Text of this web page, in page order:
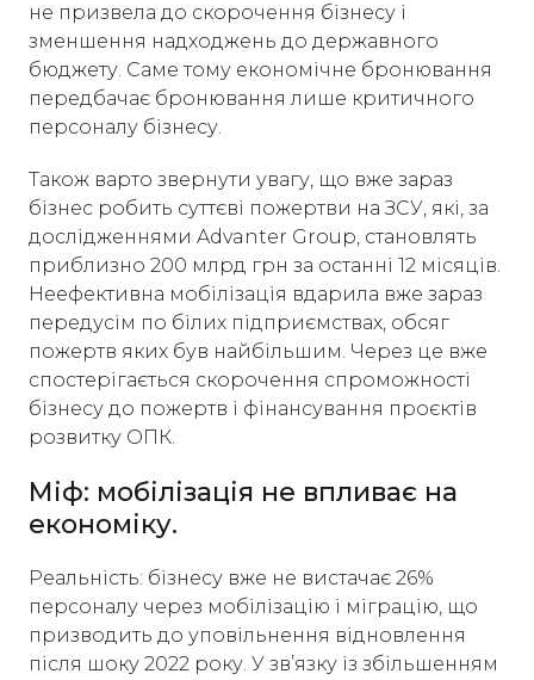
не призвела до скорочення бізнесу і
зменшення надходжень до державного
бюджету. Саме тому економічне бронювання
передбачає бронювання лише критичного
персоналу бізнесу.
Також варто звернути увагу, що вже зараз
бізнес робить суттєві пожертви на ЗСУ, які, за
дослідженнями Advanter Group, становлять
приблизно 200 млрд грн за останні 12 місяців.
Неефективна мобілізація вдарила вже зараз
передусім по білих підприємствах, обсяг
пожертв яких був найбільшим. Через це вже
спостерігається скорочення спроможності
бізнесу до пожертв і фінансування проєктів
розвитку ОПК.
Міф: мобілізація не впливає на
економіку.
Реальність: бізнесу вже не вистачає 26%
персоналу через мобілізацію і міграцію, що
призводить до уповільнення відновлення
після шоку 2022 року. У зв’язку із збільшенням